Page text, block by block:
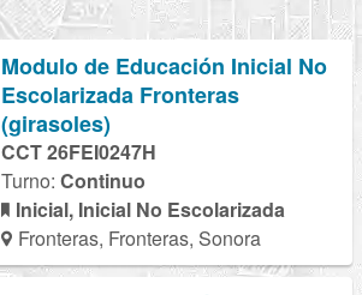
Modulo de Educación Inicial No
Escolarizada Fronteras
(girasoles)
CCT 26FEI0247H
Turno: Continuo
Inicial, Inicial No Escolarizada
Fronteras, Fronteras, Sonora